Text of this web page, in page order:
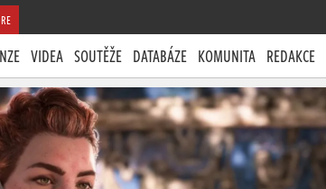
VIDEA SOUTĚŽE DATABÁZE KOMUNITA REDAKCE